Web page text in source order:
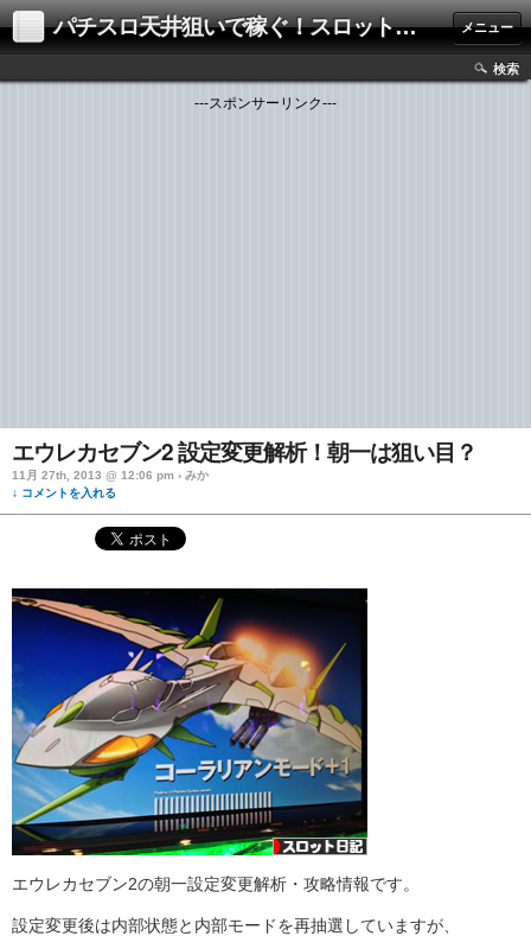
パチスロ天井狙いで稼ぐ！スロット解析・攻略ブログ メニュー
検索
---スポンサーリンク---
エウレカセブン2 設定変更解析！朝一は狙い目？
11月 27th, 2013 @ 12:06 pm › みか
↓ コメントを入れる
エウレカセブン2の朝一設定変更解析・攻略情報です。
設定変更後は内部状態と内部モードを再抽選していますが、